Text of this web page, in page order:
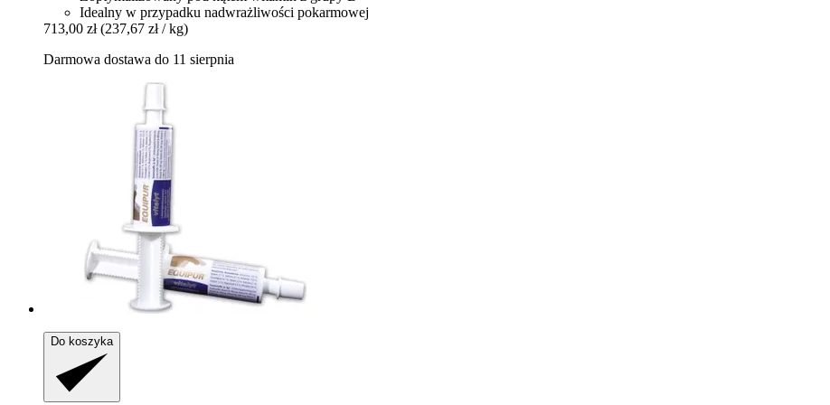
Idealny w przypadku nadwrażliwości pokarmowej
713,00 zł (237,67 zł / kg)
Darmowa dostawa do 11 sierpnia
Do koszyka